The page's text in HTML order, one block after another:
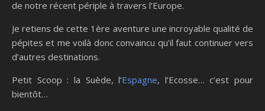
de notre récent périple à travers l’Europe.
Je retiens de cette 1ère aventure une incroyable qualité de
pépites et me voilà donc convaincu qu’il faut continuer vers
d’autres destinations.
Petit Scoop : la Suède, l’Espagne, l’Ecosse… c’est pour
bientôt…